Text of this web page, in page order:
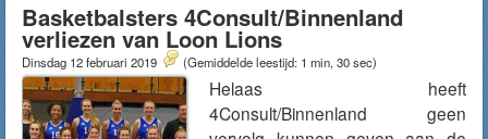
Basketbalsters 4Consult/Binnenland
verliezen van Loon Lions
Dinsdag 12 februari 2019 (Gemiddelde leestijd: 1 min, 30 sec)
Helaas heeft
4Consult/Binnenland geen